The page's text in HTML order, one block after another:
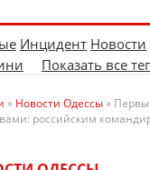
Инцидент Новости
Показать все
» Новости Одессы»
российским